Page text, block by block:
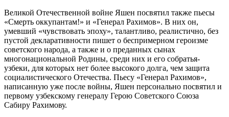
Великой Отечественной войне Яшен посвятил также пьесы
«Смерть оккупантам!» и «Генерал Рахимов». В них он,
умевший «чувствовать эпоху», талантливо, реалистично, без
пустой декларативности пишет о беспримерном героизме
советского народа, а также и о преданных сынах
многонациональной Родины, среди них и его собратья-
узбеки, для которых нет более высокого долга, чем защита
социалистического Отечества. Пьесу «Генерал Рахимов»,
написанную уже после войны, Яшен персонально посвятил и
первому узбекскому генералу Герою Советского Союза
Сабиру Рахимову.